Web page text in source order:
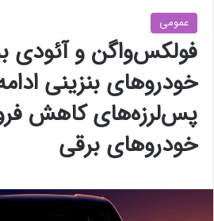
عمومی
فولکس‌واگن و آئودی
خودروهای بنزینی
پس‌لرزه‌های کاهش
خودروهای برقی